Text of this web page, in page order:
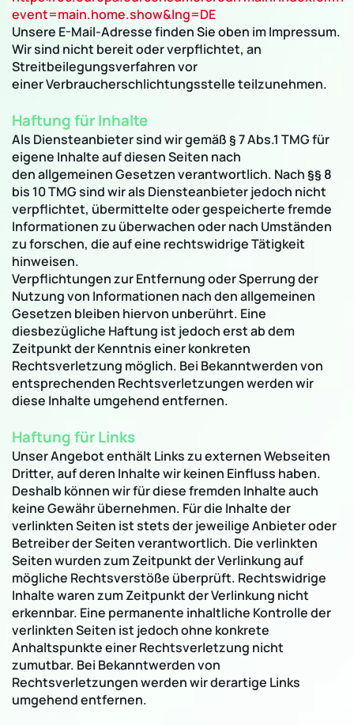
event=main.home.show&lng=DE
Unsere E-Mail-Adresse finden Sie oben im Impressum.
Wir sind nicht bereit oder verpflichtet, an
Streitbeilegungsverfahren vor
einer Verbraucherschlichtungsstelle teilzunehmen.
Haftung für Inhalte
Als Diensteanbieter sind wir gemäß § 7 Abs.1 TMG für
eigene Inhalte auf diesen Seiten nach
den allgemeinen Gesetzen verantwortlich. Nach §§ 8
bis 10 TMG sind wir als Diensteanbieter jedoch nicht
verpflichtet, übermittelte oder gespeicherte fremde
Informationen zu überwachen oder nach Umständen
zu forschen, die auf eine rechtswidrige Tätigkeit
hinweisen.
Verpflichtungen zur Entfernung oder Sperrung der
Nutzung von Informationen nach den allgemeinen
Gesetzen bleiben hiervon unberührt. Eine
diesbezügliche Haftung ist jedoch erst ab dem
Zeitpunkt der Kenntnis einer konkreten
Rechtsverletzung möglich. Bei Bekanntwerden von
entsprechenden Rechtsverletzungen werden wir
diese Inhalte umgehend entfernen.
Haftung für Links
Unser Angebot enthält Links zu externen Webseiten
Dritter, auf deren Inhalte wir keinen Einfluss haben.
Deshalb können wir für diese fremden Inhalte auch
keine Gewähr übernehmen. Für die Inhalte der
verlinkten Seiten ist stets der jeweilige Anbieter oder
Betreiber der Seiten verantwortlich. Die verlinkten
Seiten wurden zum Zeitpunkt der Verlinkung auf
mögliche Rechtsverstöße überprüft. Rechtswidrige
Inhalte waren zum Zeitpunkt der Verlinkung nicht
erkennbar. Eine permanente inhaltliche Kontrolle der
verlinkten Seiten ist jedoch ohne konkrete
Anhaltspunkte einer Rechtsverletzung nicht
zumutbar. Bei Bekanntwerden von
Rechtsverletzungen werden wir derartige Links
umgehend entfernen.